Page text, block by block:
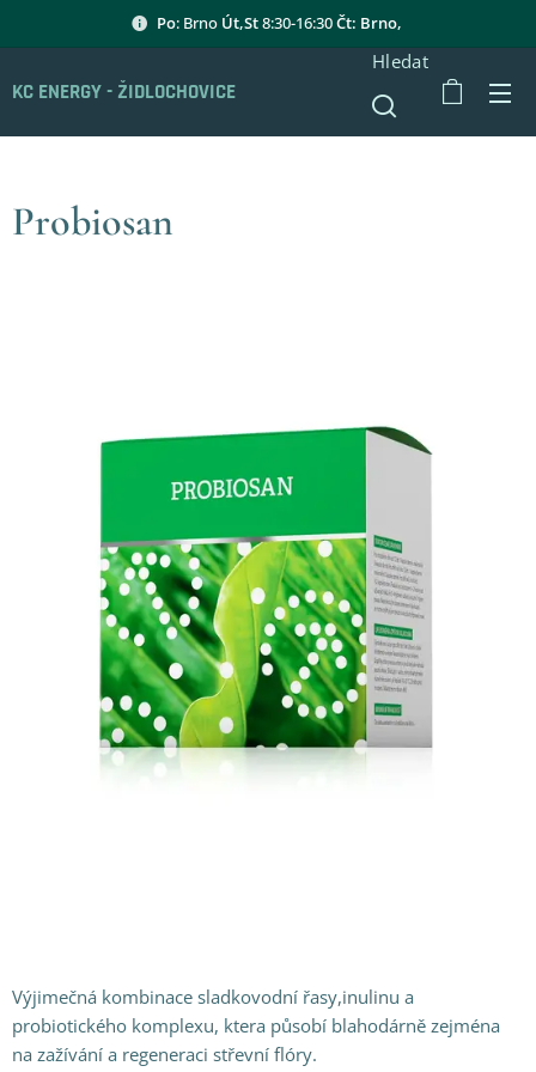
Po: Brno Út,St8:30-16:30Čt: Brno,
KC ENERGY - ŽIDLOCHOVICE
Hledat
Probiosan
Výjimečná kombinace sladkovodní řasy,inulinu a
probiotického komplexu, ktera působí blahodárně zejména
na zažívání a regeneraci střevní flóry.